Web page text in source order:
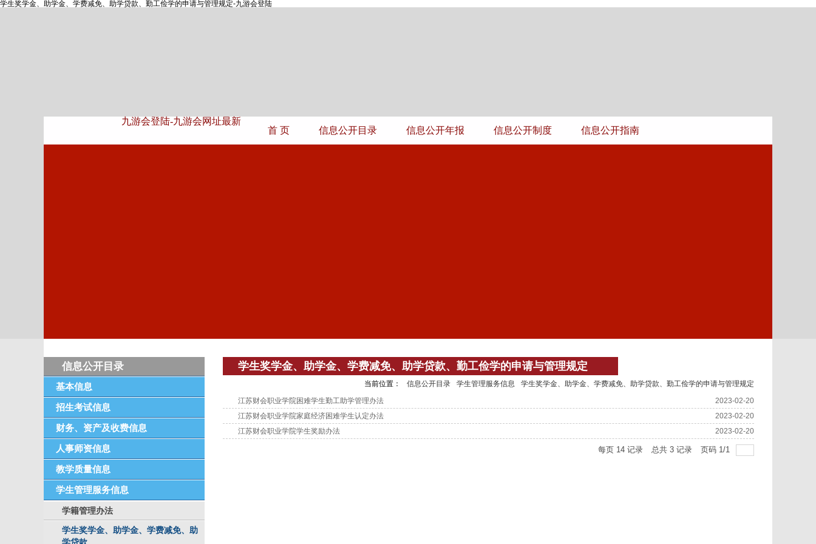
学生奖学金、助学金、学费减免、助学贷款、勤工俭学的申请与管理规定-九游会登陆
九游会登陆-九游会网址最新
首 页
信息公开目录 信息公开年报 信息公开制度 信息公开指南
信息公开目录
基本信息
招生考试信息
财务、资产及收费信息
人事师资信息
教学质量信息
学生管理服务信息
学籍管理办法
学生奖学金、助学金、学费减免、助
学生奖学金、助学金、学费减免、助学贷款、勤工俭学的申请与管理规定
当前位置： 信息公开目录 学生管理服务信息
学生奖学金、助学金、学费减免、助学贷款、勤工俭学的申请与管理规定
江苏财会职业学院困难学生勤工助学管理办法
2023-02-20
江苏财会职业学院家庭经济困难学生认定办法
2023-02-20
江苏财会职业学院学生奖励办法
2023-02-20
每页 14 记录 总共 3 记录 页码 1/1